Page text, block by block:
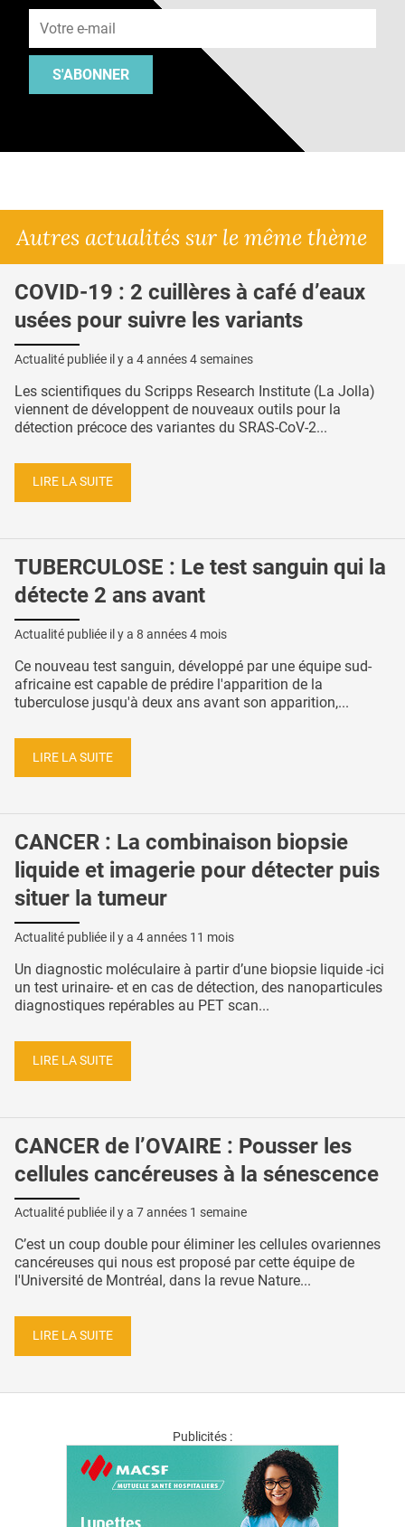
S'ABONNER
Autres actualités sur le même thème
COVID-19 : 2 cuillères à café d’eaux
usées pour suivre les variants
Actualité publiée il y a 4 années 4 semaines
Les scientifiques du Scripps Research Institute (La Jolla)
viennent de développent de nouveaux outils pour la
détection précoce des variantes du SRAS-CoV-2...
LIRE LA SUITE
TUBERCULOSE : Le test sanguin qui la
détecte 2 ans avant
Actualité publiée il y a 8 années 4 mois
Ce nouveau test sanguin, développé par une équipe sud-
africaine est capable de prédire l'apparition de la
tuberculose jusqu'à deux ans avant son apparition,...
LIRE LA SUITE
CANCER : La combinaison biopsie
liquide et imagerie pour détecter puis
situer la tumeur
Actualité publiée il y a 4 années 11 mois
Un diagnostic moléculaire à partir d’une biopsie liquide -ici
un test urinaire- et en cas de détection, des nanoparticules
diagnostiques repérables au PET scan...
LIRE LA SUITE
CANCER de l’OVAIRE : Pousser les
cellules cancéreuses à la sénescence
Actualité publiée il y a 7 années 1 semaine
C’est un coup double pour éliminer les cellules ovariennes
cancéreuses qui nous est proposé par cette équipe de
l'Université de Montréal, dans la revue Nature...
LIRE LA SUITE
Publicités :